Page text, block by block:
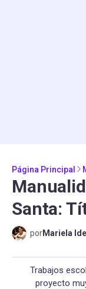
Página Principal
Santa:
porMariela
Trabajos
proyecto